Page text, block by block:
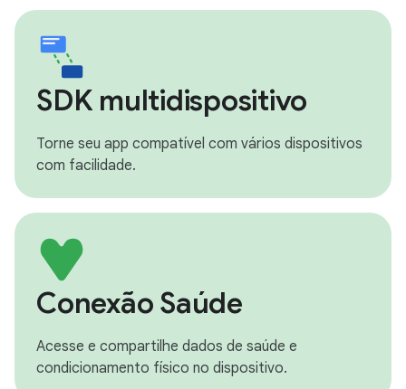
SDK multidispositivo
Torne seu app compatível com vários dispositivos
com facilidade.
Conexão Saúde
Acesse e compartilhe dados de saúde e
condicionamento físico no dispositivo.